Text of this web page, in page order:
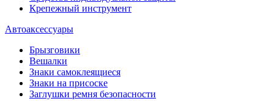
Крепежный инструмент
Автоаксессуары
Брызговики
Вешалки
Знаки самоклеящиеся
Знаки на присоске
Заглушки ремня безопасности